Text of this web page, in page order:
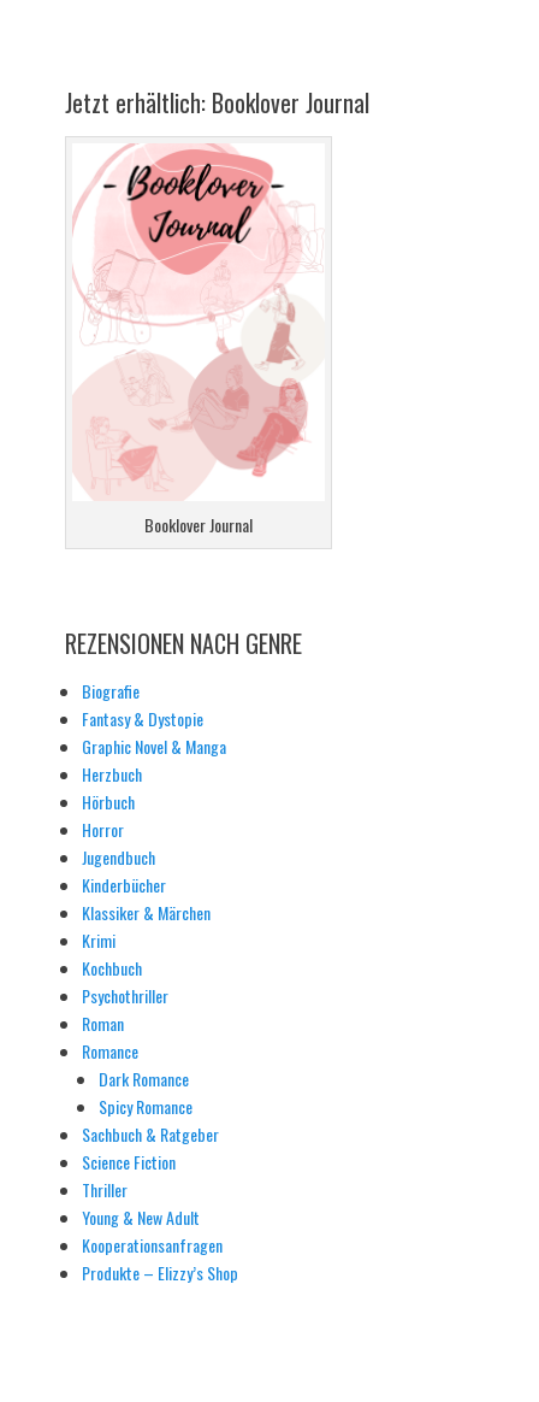
Jetzt erhältlich: Booklover Journal
Booklover Journal
REZENSIONEN NACH GENRE
Biografie
Fantasy & Dystopie
Graphic Novel & Manga
Herzbuch
Hörbuch
Horror
Jugendbuch
Kinderbücher
Klassiker & Märchen
Krimi
Kochbuch
Psychothriller
Roman
Romance
Dark Romance
Spicy Romance
Sachbuch & Ratgeber
Science Fiction
Thriller
Young & New Adult
Kooperationsanfragen
Produkte – Elizzy’s Shop